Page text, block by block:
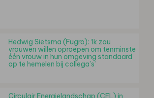
Hedwig Sietsma (Fugro): ‘Ik zou
vrouwen willen oproepen om tenminste
één vrouw in hun omgeving standaard
op te hemelen bij collega’s’
Circulair Energielandschap (CEL) in